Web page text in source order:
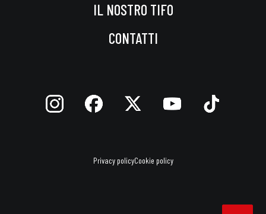
IL NOSTRO TIFO
CONTATTI
Privacy policyCookie policy